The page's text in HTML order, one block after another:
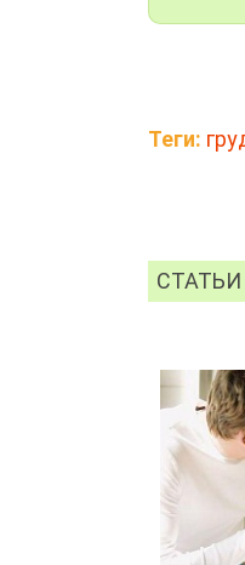
Теги: